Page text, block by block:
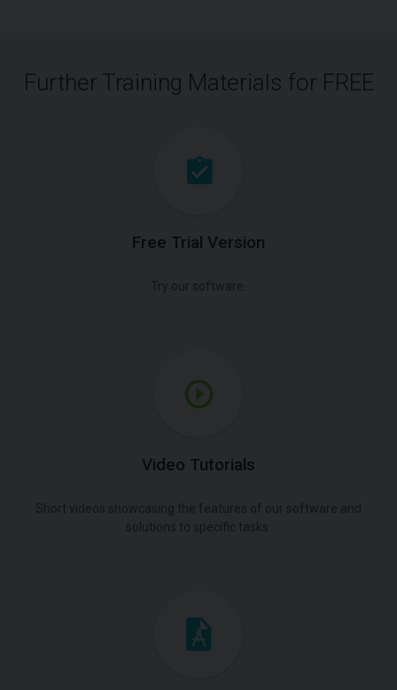
Further Training Materials for FREE
Free Trial Version
Video Tutorials